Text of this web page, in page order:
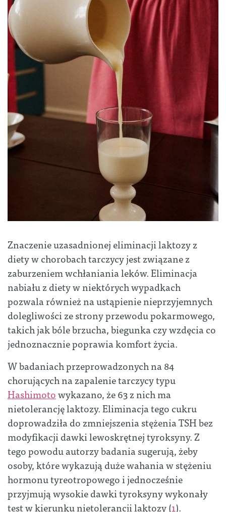
Znaczenie uzasadnionej eliminacji laktozy z
diety w chorobach tarczycy jest związane z
zaburzeniem wchłaniania leków. Eliminacja
nabiału z diety w niektórych wypadkach
pozwala również na ustąpienie nieprzyjemnych
dolegliwości ze strony przewodu pokarmowego,
takich jak bóle brzucha, biegunka czy wzdęcia co
jednoznacznie poprawia komfort życia.
W badaniach przeprowadzonych na 84
chorujących na zapalenie tarczycy typu
Hashimotowykazano, że 63 z nich ma
nietolerancję laktozy. Eliminacja tego cukru
doprowadziła do zmniejszenia stężenia TSH bez
modyfikacji dawki lewoskrętnej tyroksyny. Z
tego powodu autorzy badania sugerują, żeby
osoby, które wykazują duże wahania w stężeniu
hormonu tyreotropowego i jednocześnie
przyjmują wysokie dawki tyroksyny wykonały
test w kierunku nietolerancji laktozy (1).